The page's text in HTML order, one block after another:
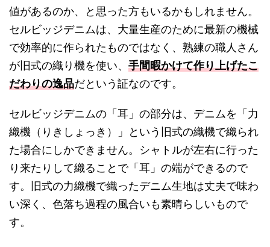
値があるのか、と思った方もいるかもしれません。
セルビッジデニムは、大量生産のために最新の機械
で効率的に作られたものではなく、熟練の職人さん
が旧式の織り機を使い、 手間暇かけて作り上げたこ
だわりの逸品だという証なのです。
セルビッジデニムの「耳」の部分は、デニムを「力
織機（りきしょっき）」という旧式の織機で織られ
た場合にしかできません。シャトルが左右に行った
り来たりして織ることで「耳」の端ができるので
す。旧式の力織機で織ったデニム生地は丈夫で味わ
い深く、色落ち過程の風合いも素晴らしいもので
す。